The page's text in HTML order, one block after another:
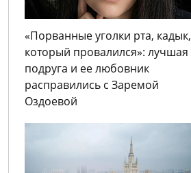
«Порванные уголки рта, кадык,
который провалился»: лучшая
подруга и ее любовник
расправились с Заремой
Оздоевой